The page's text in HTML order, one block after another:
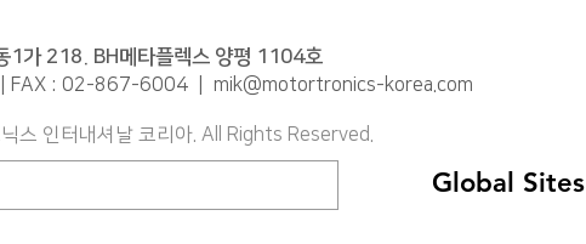
1가 218. BH메타플렉스 양평 1104호
FAX : 02-867-6004 | mik@motortronics-korea.com
스 인터내셔날 코리아. All Rights Reserved.
Global Sites